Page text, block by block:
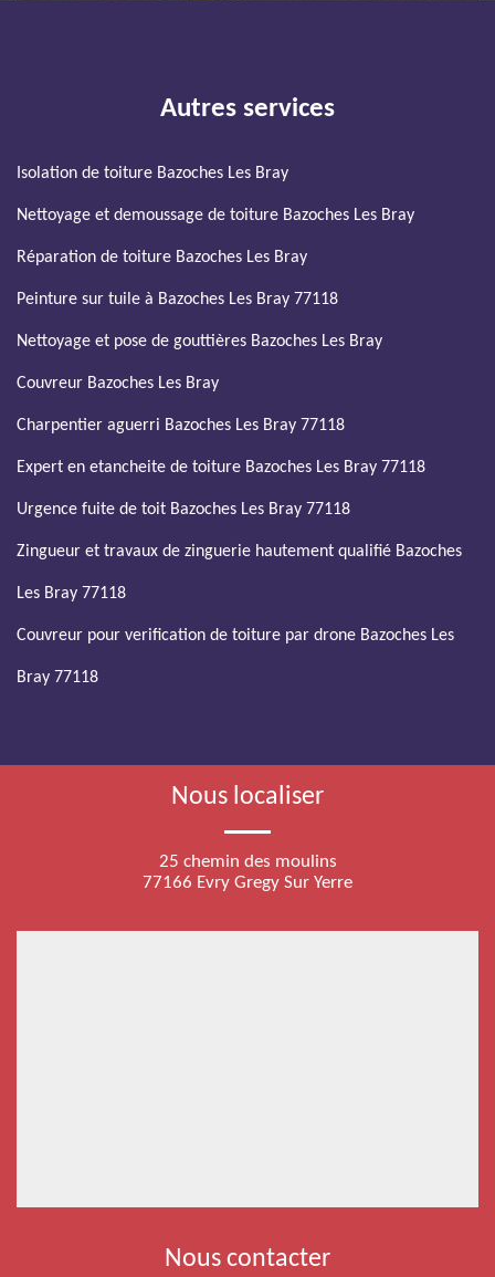
Autres services
Isolation de toiture Bazoches Les Bray
Nettoyage et demoussage de toiture Bazoches Les Bray
Réparation de toiture Bazoches Les Bray
Peinture sur tuile à Bazoches Les Bray 77118
Nettoyage et pose de gouttières Bazoches Les Bray
Couvreur Bazoches Les Bray
Charpentier aguerri Bazoches Les Bray 77118
Expert en etancheite de toiture Bazoches Les Bray 77118
Urgence fuite de toit Bazoches Les Bray 77118
Zingueur et travaux de zinguerie hautement qualifié Bazoches
Les Bray 77118
Couvreur pour verification de toiture par drone Bazoches Les
Bray 77118
Nous localiser
25 chemin des moulins
77166 Evry Gregy Sur Yerre
Nous contacter